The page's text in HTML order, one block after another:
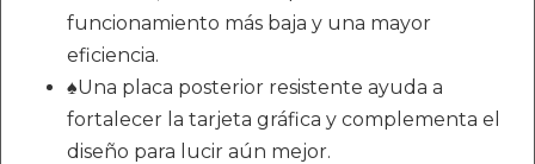
funcionamiento más baja y una mayor
eficiencia.
♠Una placa posterior resistente ayuda a
fortalecer la tarjeta gráfica y complementa el
diseño para lucir aún mejor.